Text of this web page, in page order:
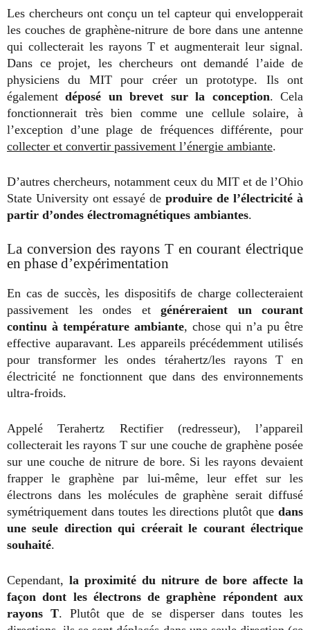
Les chercheurs ont conçu un tel capteur qui envelopperait
les couches de graphène-nitrure de bore dans une antenne
qui collecterait les rayons T et augmenterait leur signal.
Dans ce projet, les chercheurs ont demandé l’aide de
physiciens du MIT pour créer un prototype. Ils ont
égalementdéposé un brevet sur la conception. Cela
fonctionnerait très bien comme une cellule solaire, à
l’exception d’une plage de fréquences différente, pour
collecter et convertir passivement l’énergie ambiante.
D’autres chercheurs, notamment ceux du MIT et de l’Ohio
State University ont essayé de produire de l’électricité à
partir d’ondes électromagnétiques ambiantes.
La conversion des rayons T en courant électrique
en phase d’expérimentation
En cas de succès, les dispositifs de charge collecteraient
passivement les ondes et généreraient un courant
continu à température ambiante, chose qui n’a pu être
effective auparavant. Les appareils précédemment utilisés
pour transformer les ondes térahertz/les rayons T en
électricité ne fonctionnent que dans des environnements
ultra-froids.
Appelé Terahertz Rectifier (redresseur), l’appareil
collecterait les rayons T sur une couche de graphène posée
sur une couche de nitrure de bore. Si les rayons devaient
frapper le graphène par lui-même, leur effet sur les
électrons dans les molécules de graphène serait diffusé
symétriquement dans toutes les directions plutôt que dans
une seule direction qui créerait le courant électrique
souhaité.
Cependant, la proximité du nitrure de bore affecte la
façon dont les électrons de graphène répondent aux
rayons T. Plutôt que de se disperser dans toutes les